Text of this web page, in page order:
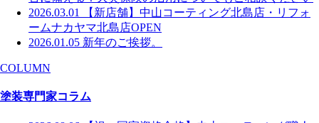
2026.03.01
【新店舗】中山コーティング北島店・リフォ
ームナカヤマ北島店OPEN
2026.01.05 新年のご挨拶。
COLUMN
塗装専門家コラム